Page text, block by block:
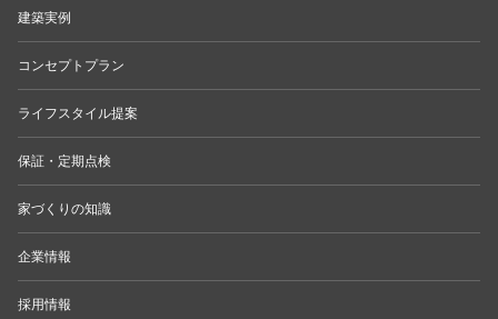
建築実例
コンセプトプラン
ライフスタイル提案
保証・定期点検
家づくりの知識
企業情報
採用情報